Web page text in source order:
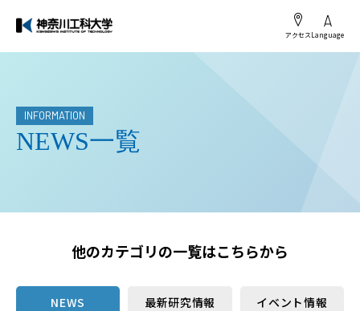
アクセスLanguage
INFORMATION
NEWS一覧
他のカテゴリの一覧はこちらから
NEWS 最新研究情報 イベント情報